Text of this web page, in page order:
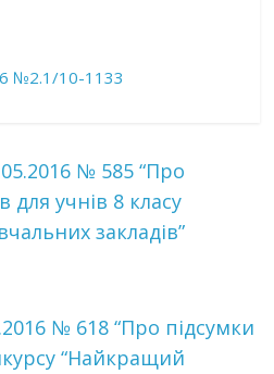
№2.1/10-1133
№ 585 “Про
для учнів 8 класу
закладів”
№ 618 “Про підсумки
“Найкращий